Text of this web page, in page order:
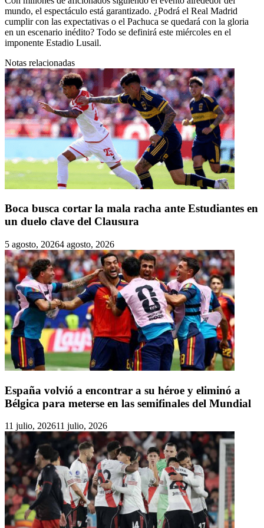
mundo, el espectáculo está garantizado. ¿Podrá el Real Madrid
cumplir con las expectativas o el Pachuca se quedará con la gloria
en un escenario inédito? Todo se definirá este miércoles en el
imponente Estadio Lusail.
Notas relacionadas
Boca busca cortar la mala racha ante Estudiantes en
un duelo clave del Clausura
5 agosto, 20264 agosto, 2026
España volvió a encontrar a su héroe y eliminó a
Bélgica para meterse en las semifinales del Mundial
11 julio, 202611 julio, 2026